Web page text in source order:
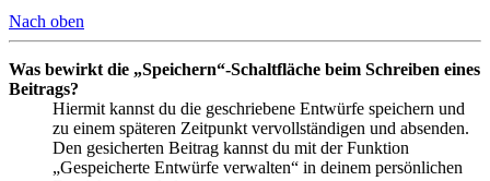
Nach oben
Was bewirkt die „Speichern“-Schaltfläche beim Schreiben eines
Beitrags?
Hiermit kannst du die geschriebene Entwürfe speichern und
zu einem späteren Zeitpunkt vervollständigen und absenden.
Den gesicherten Beitrag kannst du mit der Funktion
„Gespeicherte Entwürfe verwalten“ in deinem persönlichen